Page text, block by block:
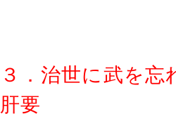
３．治世に武を
肝要